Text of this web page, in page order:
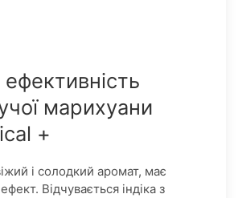
марихуани
+
і солодкий аромат, має
Відчувається індіка з